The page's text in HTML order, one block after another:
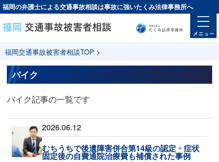
福岡の弁護士による交通事故相談は事故に強いたくみ法律事務所へ
福岡交通事故被害者相談TOP >
バイク
バイク記事の一覧です
2026.06.12
むちうちで後遺障害併合第14級の認定・症状
固定後の自費通院治療費も補償された事例